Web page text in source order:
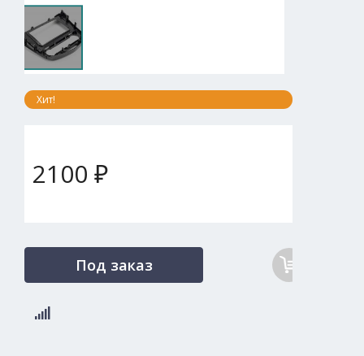
Хит!
2100 ₽
Под заказ